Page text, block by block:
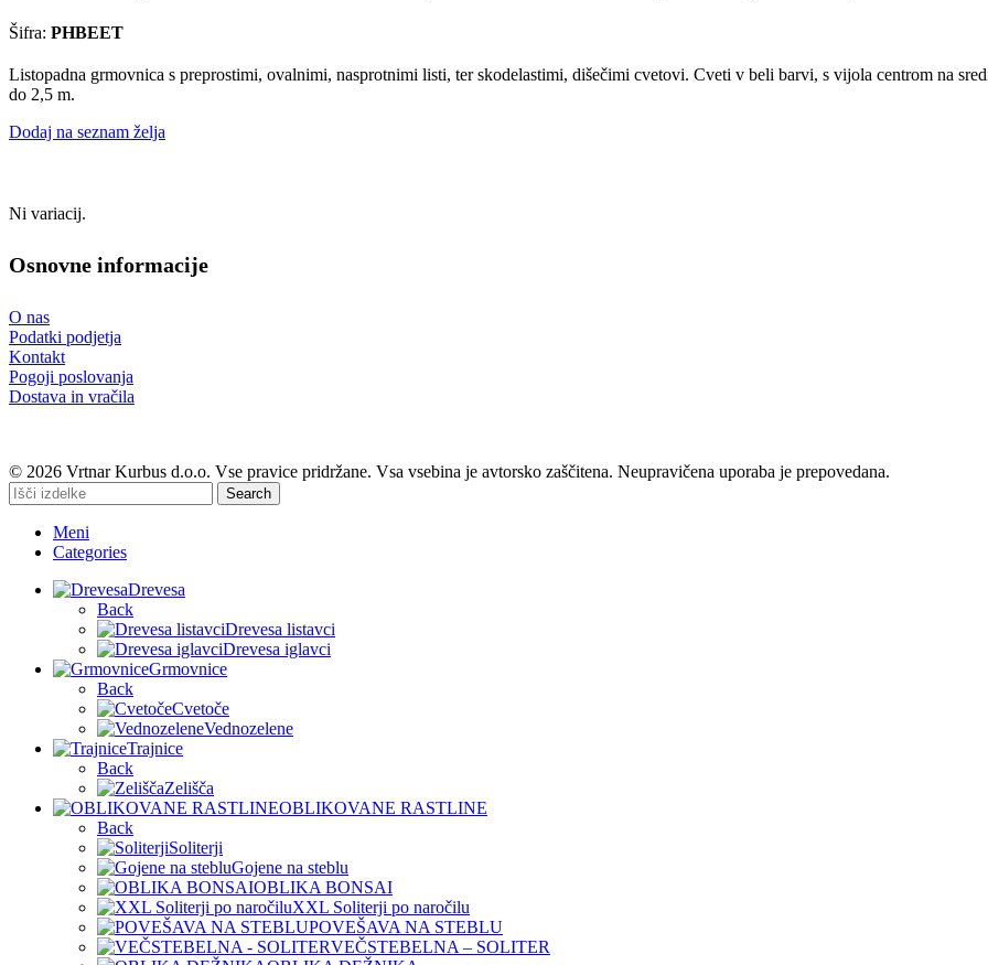
Šifra: PHBEET
Listopadna grmovnica s preprostimi, ovalnimi, nasprotnimi listi, ter skodelastimi, dišečimi cvetovi. Cveti v beli barvi, s vijola centrom na
do 2,5 m.
Dodaj na seznam želja
Ni variacij.
Osnovne informacije
O nas
Podatki podjetja
Kontakt
Pogoji poslovanja
Dostava in vračila
© 2026 Vrtnar Kurbus d.o.o. Vse pravice pridržane. Vsa vsebina je avtorsko zaščitena. Neupravičena uporaba je prepovedana.
Search
Meni
Categories
Drevesa
Back
Drevesa listavci
Drevesa iglavci
Grmovnice
Back
Cvetoče
Vednozelene
Trajnice
Back
Zelišča
OBLIKOVANE RASTLINE
Back
Soliterji
Gojene na steblu
OBLIKA BONSAI
XXL Soliterji po naročilu
POVEŠAVA NA STEBLU
VEČSTEBELNA – SOLITER